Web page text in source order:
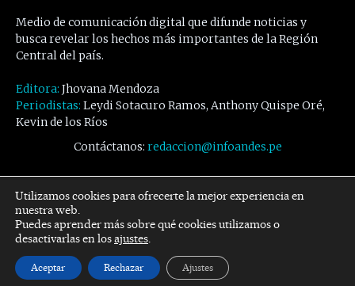
Medio de comunicación digital que difunde noticias y
busca revelar los hechos más importantes de la Región
Central del país.
Editora: Jhovana Mendoza
Periodistas: Leydi Sotacuro Ramos, Anthony Quispe Oré,
Kevin de los Ríos
Contáctanos: redaccion@infoandes.pe
Síguenos
Facebook Twitter Youtube
Utilizamos cookies para ofrecerte la mejor experiencia en
nuestra web.
Puedes aprender más sobre qué cookies utilizamos o
desactivarlas en losajustes.
Aceptar Rechazar Ajustes